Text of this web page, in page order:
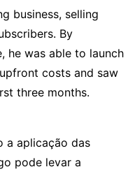
business, selling
By
he was able to launch
costs and saw
three months.
a aplicação das
pode levar a